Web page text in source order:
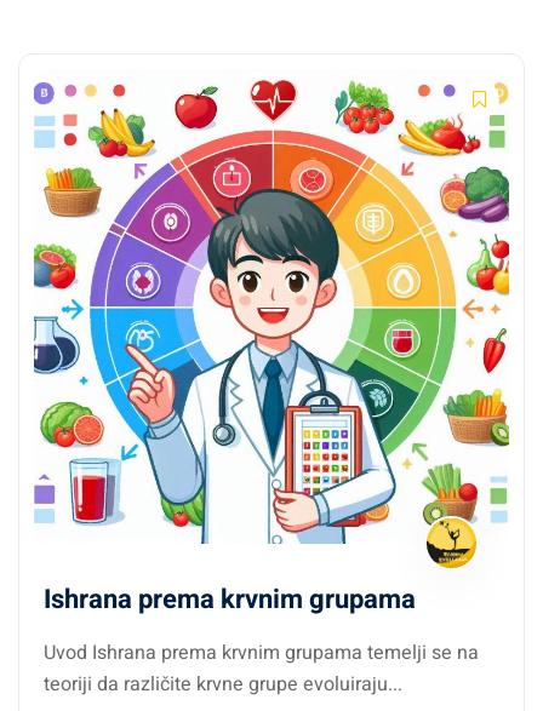
Ishrana prema krvnim grupama
Uvod Ishrana prema krvnim grupama temelji se na
teoriji da različite krvne grupe evoluiraju...